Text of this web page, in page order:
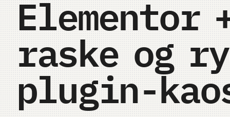
Elementor
raske og
plugin-